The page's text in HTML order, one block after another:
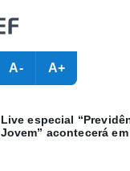
A- A+
Live especial
Jovem” acontecerá